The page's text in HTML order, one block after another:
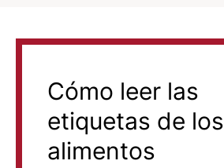
Cómo leer las
etiquetas de los
alimentos